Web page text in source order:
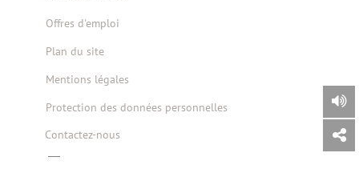
Offres d'emploi
Plan du site
Mentions légales
Protection des données personnelles
Contactez-nous